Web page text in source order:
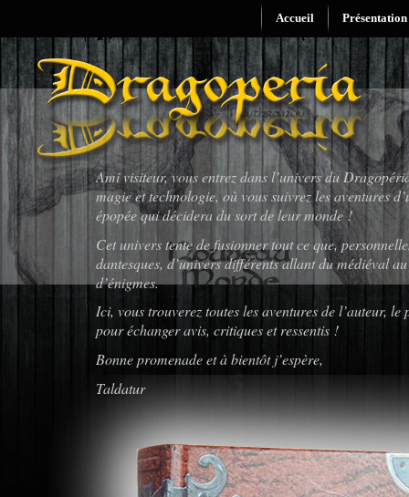
Accueil Présentation
Ami visiteur, vous entrez dans l’univers du
magie et technologie, où vous suivrez les aventures
épopée qui décidera du sort de leur monde !
Cet univers tente de fusionner tout ce que,
dantesques, d’univers différents allant du médiéval
d’énigmes.
Ici, vous trouverez toutes les aventures de l’auteur,
pour échanger avis, critiques et ressentis !
Bonne promenade et à bientôt j’espère,
Taldatur